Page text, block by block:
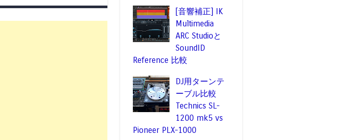
[音響補正] IK
Multimedia
ARC Studioと
SoundID
Reference 比較
DJ用ターンテ
ーブル比較
Technics SL-
1200 mk5 vs
Pioneer PLX-1000